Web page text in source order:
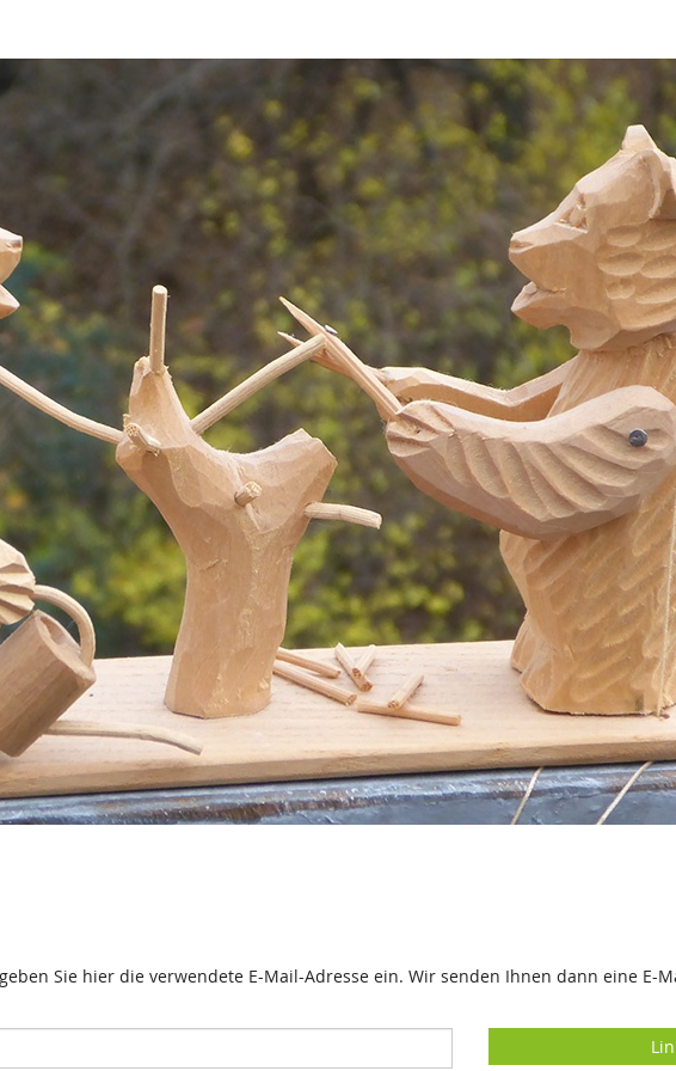
Sie hier die verwendete E-Mail-Adresse ein. Wir senden Ihnen dann eine E-